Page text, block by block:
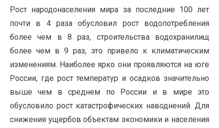
Рост народонаселения мира за последние 100 лет
почти в 4 раза обусловил рост водопотребления
более чем в 8 раз, строительства водохранилищ
более чем в 9 раз, это привело к климатическим
изменениям. Наиболее ярко они проявляются на юге
России, где рост температур и осадков значительно
выше чем в среднем по России и в мире это
обусловило рост катастрофических наводнений. Для
снижения ущербов объектам экономики и населения